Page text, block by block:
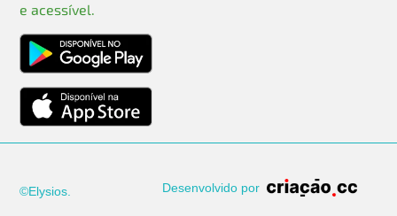
e acessível.
©Elysios. Desenvolvido por